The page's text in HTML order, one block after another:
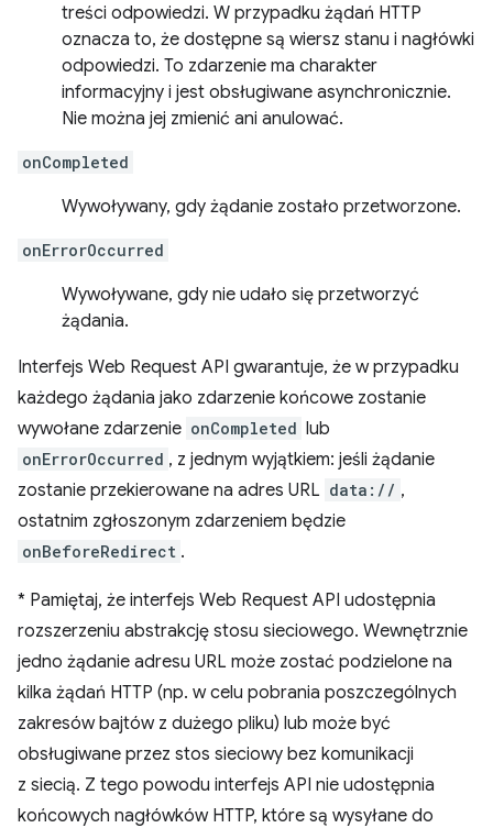
treści odpowiedzi. W przypadku żądań HTTP
oznacza to, że dostępne są wiersz stanu i nagłówki
odpowiedzi. To zdarzenie ma charakter
informacyjny i jest obsługiwane asynchronicznie.
Nie można jej zmienić ani anulować.
onCompleted
Wywoływany, gdy żądanie zostało przetworzone.
onErrorOccurred
Wywoływane, gdy nie udało się przetworzyć
żądania.
Interfejs Web Request API gwarantuje, że w przypadku
każdego żądania jako zdarzenie końcowe zostanie
wywołane zdarzenie onCompleted lub
onErrorOccurred , z jednym wyjątkiem: jeśli żądanie
zostanie przekierowane na adres URL data:// ,
ostatnim zgłoszonym zdarzeniem będzie
onBeforeRedirect .
* Pamiętaj, że interfejs Web Request API udostępnia
rozszerzeniu abstrakcję stosu sieciowego. Wewnętrznie
jedno żądanie adresu URL może zostać podzielone na
kilka żądań HTTP (np. w celu pobrania poszczególnych
zakresów bajtów z dużego pliku) lub może być
obsługiwane przez stos sieciowy bez komunikacji
z siecią. Z tego powodu interfejs API nie udostępnia
końcowych nagłówków HTTP, które są wysyłane do